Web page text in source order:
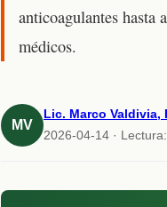
anticoagulantes hasta
médicos.
MV
Lic. Marco
2026-04-14 ·